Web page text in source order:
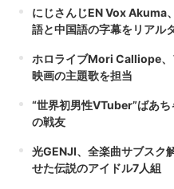
にじさんじEN Vox
語と中国語の字幕をリアル
ホロライブMori Calliope、
映画の主題歌を担当
“世界初男性VTuber”ばあ
の戦友
光GENJI、全楽曲サブス
せた伝説のアイドル7人組